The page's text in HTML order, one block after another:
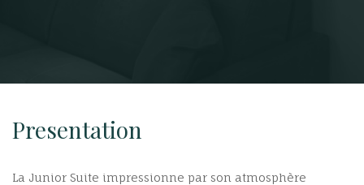
Presentation
La Junior Suite impressionne par son atmosphère